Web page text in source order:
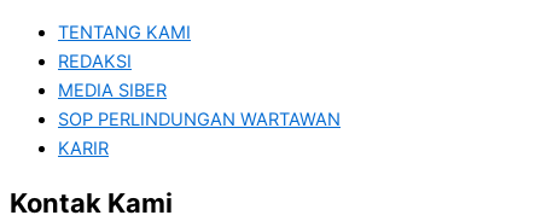
TENTANG KAMI
REDAKSI
MEDIA SIBER
SOP PERLINDUNGAN WARTAWAN
KARIR
Kontak Kami